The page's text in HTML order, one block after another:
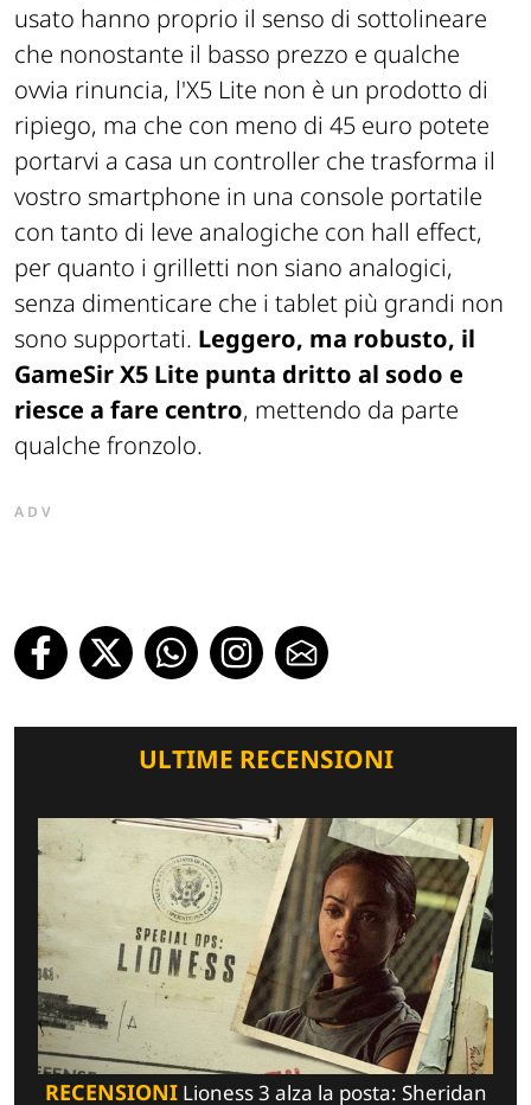
usato hanno proprio il senso di sottolineare
che nonostante il basso prezzo e qualche
ovvia rinuncia, l'X5 Lite non è un prodotto di
ripiego, ma che con meno di 45 euro potete
portarvi a casa un controller che trasforma il
vostro smartphone in una console portatile
con tanto di leve analogiche con hall effect,
per quanto i grilletti non siano analogici,
senza dimenticare che i tablet più grandi non
sono supportati. Leggero, ma robusto, il
GameSir X5 Lite punta dritto al sodo e
riesce a fare centro, mettendo da parte
qualche fronzolo.
ADV
ULTIME RECENSIONI
RECENSIONILioness 3 alza la posta: Sheridan